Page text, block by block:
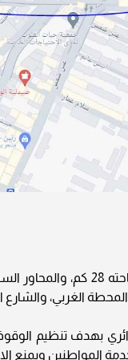
ويتم تنفيذ 7 محاور في حي
الغربي،
بهدف تنظيم
المواطنين ويمنع